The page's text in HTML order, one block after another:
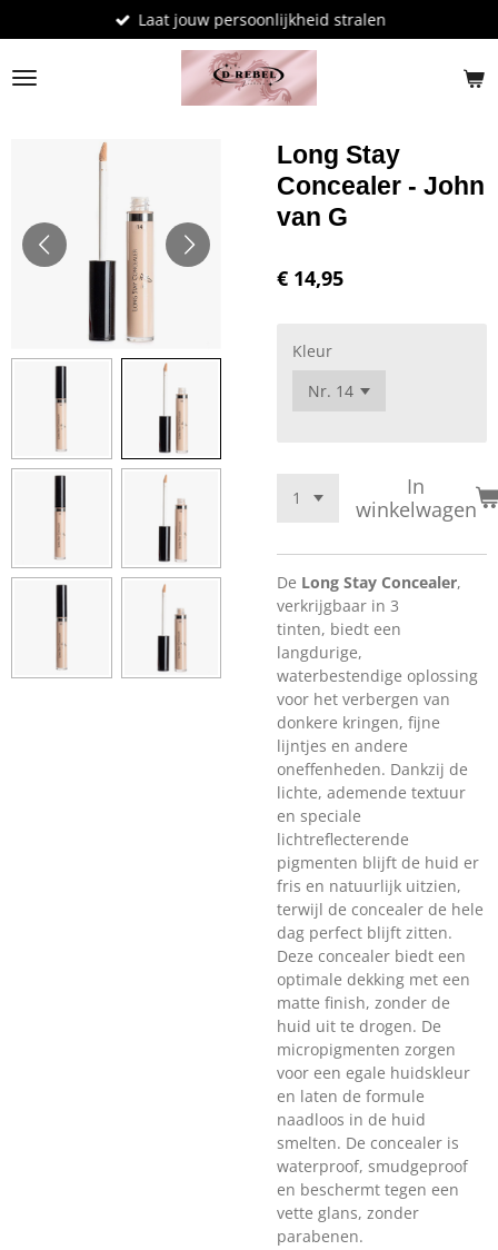
direct
naar
de
Laat jouw persoonlijkheid stralen
Long Stay
Concealer - John
van G
€ 14,95
Kleur
In
winkelwagen
De Long Stay Concealer,
verkrijgbaar in 3
tinten, biedt een
langdurige,
waterbestendige oplossing
voor het verbergen van
donkere kringen, fijne
lijntjes en andere
oneffenheden. Dankzij de
lichte, ademende textuur
en speciale
lichtreflecterende
pigmenten blijft de huid er
fris en natuurlijk uitzien,
terwijl de concealer de hele
dag perfect blijft zitten.
Deze concealer biedt een
optimale dekking met een
matte finish, zonder de
huid uit te drogen. De
micropigmenten zorgen
voor een egale huidskleur
en laten de formule
naadloos in de huid
smelten. De concealer is
waterproof, smudgeproof
en beschermt tegen een
vette glans, zonder
parabenen.